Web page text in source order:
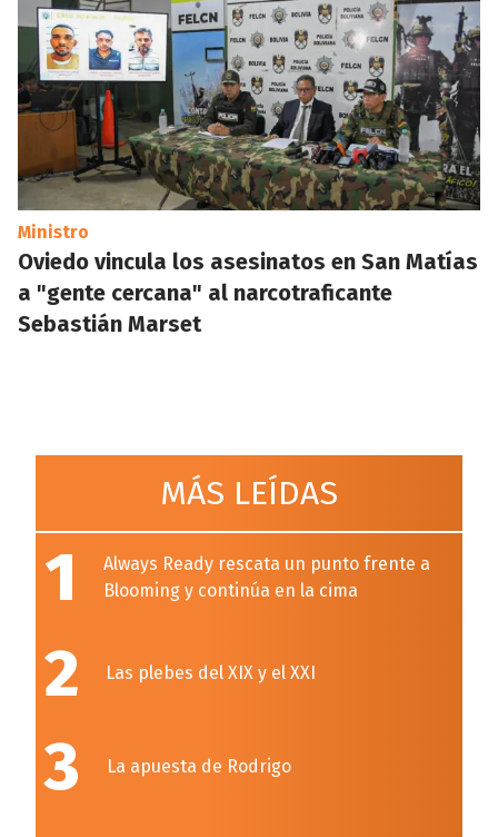
Ministro
Oviedo vincula los asesinatos en San Matías
a "gente cercana" al narcotraficante
Sebastián Marset
MÁS LEÍDAS
1
Always Ready rescata un punto frente a
Blooming y continúa en la cima
2 Las plebes del XIX y el XXI
3 La apuesta de Rodrigo